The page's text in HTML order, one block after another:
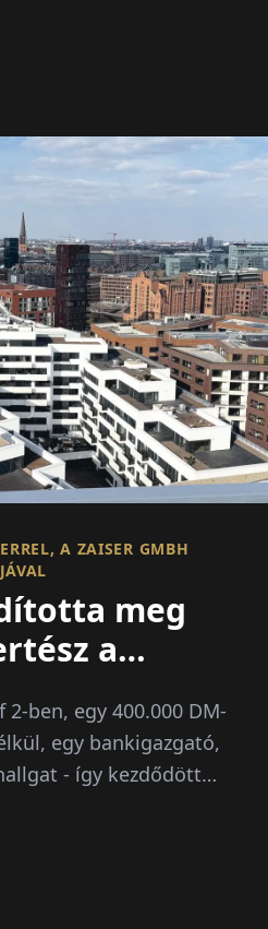
válik...
A ZAISER GMBH
meg
a
2-ben, egy 400.000 DM-
egy bankigazgató,
- így kezdődött